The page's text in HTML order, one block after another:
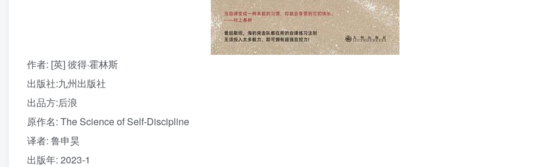
作者: [英] 彼得·霍林斯
出版社:九州出版社
出品方:后浪
原作名: The Science of Self-Discipline
译者: 鲁申昊
出版年: 2023-1
社交账号登录